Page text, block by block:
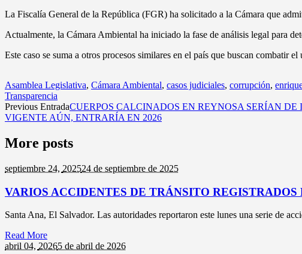
La Fiscalía General de la República (FGR) ha solicitado a la Cámara que
Actualmente, la Cámara Ambiental ha iniciado la fase de análisis legal para
Este caso se suma a otros procesos similares en el país que buscan
Asamblea Legislativa, Cámara Ambiental, casos judiciales, corrupción,
Transparencia
Previous EntradaCUERPOS CALCINADOS EN REYNOSA SERÍAN
VIGENTE AÚN, ENTRARÍA EN 2026
More posts
septiembre 24, 202524 de septiembre de 2025
VARIOS ACCIDENTES DE TRÁNSITO
Santa Ana, El Salvador. Las autoridades reportaron este lunes una serie de
Read More
abril 04, 20265 de abril de 2026